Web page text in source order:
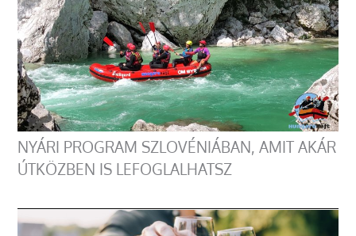
NYÁRI PROGRAM SZLOVÉNIÁBAN, AMIT AKÁR
ÚTKÖZBEN IS LEFOGLALHATSZ